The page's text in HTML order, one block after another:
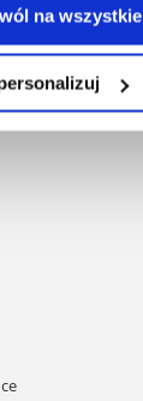
na wszystkie
Poland